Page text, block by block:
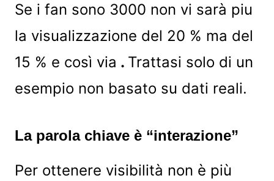
Se i fan sono 3000 non vi sarà piu
la visualizzazione del 20 % ma del
15 % e così via . Trattasi solo di un
esempio non basato su dati reali.
La parola chiave è “interazione”
Per ottenere visibilità non è più